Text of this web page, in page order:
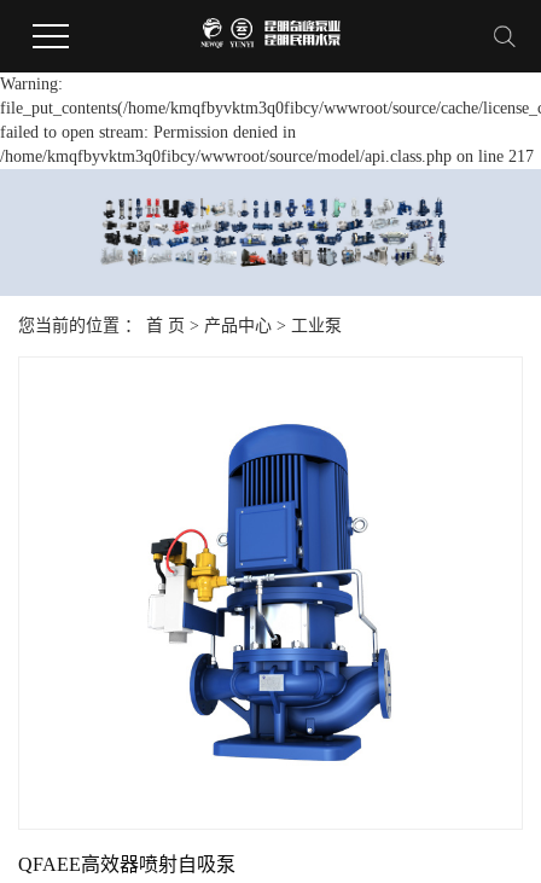
Warning:
file_put_contents(/home/kmqfbyvktm3q0fibcy/wwwroot/source/cache/
failed to open stream: Permission denied in
/home/kmqfbyvktm3q0fibcy/wwwroot/source/model/api.class.php on line 217
您当前的位置 ： 首 页 > 产品中心 > 工业泵
QFAEE高效器喷射自吸泵